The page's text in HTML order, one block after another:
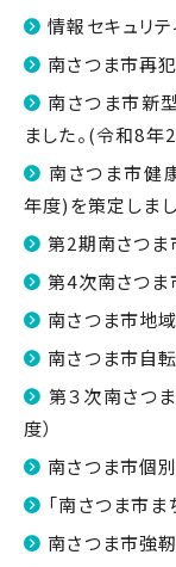
情報セキュリ
南さつま市再
南さつま市新
ました。(令和8年
南さつま市
年度)を策定しまし
第2期南さつ
第4次南さつ
南さつま市地
南さつま市自
第３次南さつ
度）
南さつま市個
「南さつま市ま
南さつま市強